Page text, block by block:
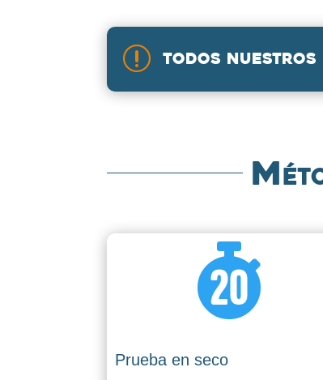
r Todos nuestros

Prueba en seco